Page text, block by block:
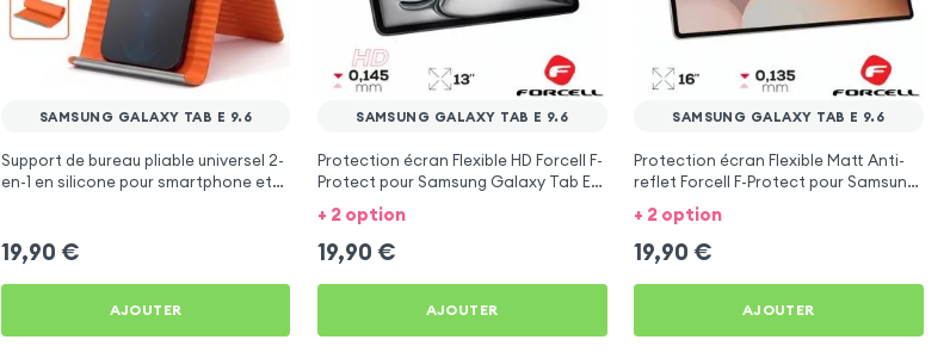
SAMSUNG GALAXY TAB E 9.6
Support de bureau pliable universel 2-
en-1 en silicone pour smartphone et
19,90 €
AJOUTER
SAMSUNG GALAXY TAB E 9.6
Protection écran Flexible HD Forcell F-
Protect pour Samsung Galaxy Tab E
9.6
+ 2 option
19,90 €
AJOUTER
SAMSUNG GALAXY TAB E 9.6
Protection écran Flexible Matt Anti-
reflet Forcell F-Protect pour Samsung
Galaxy Tab E 9.6
+ 2 option
19,90 €
AJOUTER